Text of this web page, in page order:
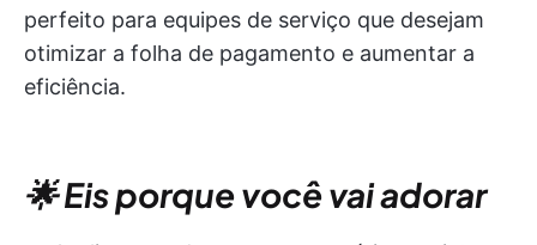
perfeito para equipes de serviço que desejam
otimizar a folha de pagamento e aumentar a
eficiência.
🌟 Eis porque você vai adorar